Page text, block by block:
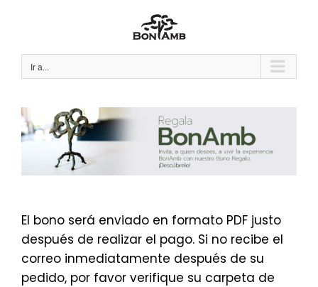
Ir a...
El bono será enviado en formato PDF justo
después de realizar el pago. Si no recibe el
correo inmediatamente después de su
pedido, por favor verifique su carpeta de